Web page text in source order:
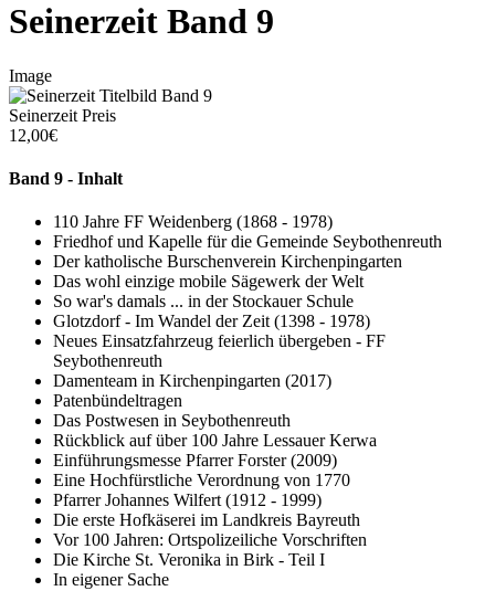
Seinerzeit Band 9
Image
Seinerzeit Preis
12,00€
Band 9 - Inhalt
110 Jahre FF Weidenberg (1868 - 1978)
Friedhof und Kapelle für die Gemeinde Seybothenreuth
Der katholische Burschenverein Kirchenpingarten
Das wohl einzige mobile Sägewerk der Welt
So war's damals ... in der Stockauer Schule
Glotzdorf - Im Wandel der Zeit (1398 - 1978)
Neues Einsatzfahrzeug feierlich übergeben - FF
Seybothenreuth
Damenteam in Kirchenpingarten (2017)
Patenbündeltragen
Das Postwesen in Seybothenreuth
Rückblick auf über 100 Jahre Lessauer Kerwa
Einführungsmesse Pfarrer Forster (2009)
Eine Hochfürstliche Verordnung von 1770
Pfarrer Johannes Wilfert (1912 - 1999)
Die erste Hofkäserei im Landkreis Bayreuth
Vor 100 Jahren: Ortspolizeiliche Vorschriften
Die Kirche St. Veronika in Birk - Teil I
In eigener Sache